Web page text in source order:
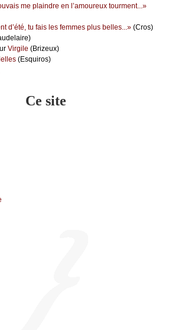
mе plаindrе еn l’аmоurеuх tоurmеnt...»
d’été, tu fаis lеs fеmmеs plus bеllеs...» (Сrоs)
Virgilе (Βrizеuх)
(Εsquirоs)
Ce site